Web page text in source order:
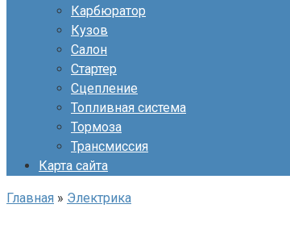
Карбюратор
Кузов
Салон
Стартер
Сцепление
Топливная система
Тормоза
Трансмиссия
Карта сайта
Главная » Электрика